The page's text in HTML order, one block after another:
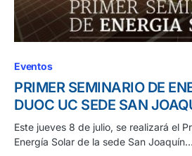
Eventos
PRIMER SEMINARIO DE
DUOC UC SEDE SAN
Este jueves 8 de julio, se realizará el
Energía Solar de la sede San Joaquín…